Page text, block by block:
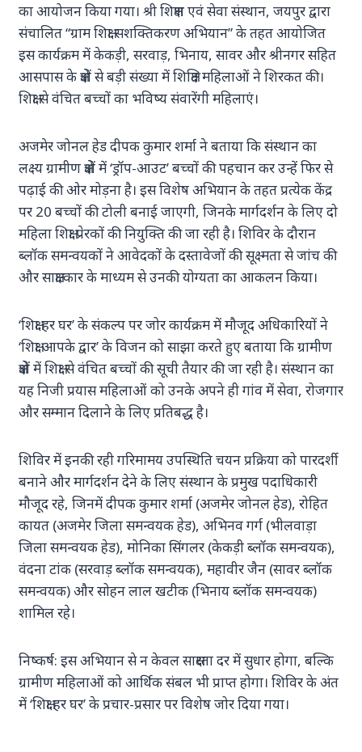
का आयोजन किया गया। श्री शिक्षण एवं सेवा संस्थान, जयपुर द्वारा
संचालित “ग्राम शिक्षा सशक्तिकरण अभियान” के तहत आयोजित
इस कार्यक्रम में केकड़ी, सरवाड़, भिनाय, सावर और श्रीनगर सहित
आसपास के क्षेत्रों से बड़ी संख्या में शिक्षित महिलाओं ने शिरकत की।
शिक्षा से वंचित बच्चों का भविष्य संवारेंगी महिलाएं।
अजमेर जोनल हेड दीपक कुमार शर्मा ने बताया कि संस्थान का
लक्ष्य ग्रामीण क्षेत्रों में ‘ड्रॉप-आउट’ बच्चों की पहचान कर उन्हें फिर से
पढ़ाई की ओर मोड़ना है। इस विशेष अभियान के तहत प्रत्येक केंद्र
पर 20 बच्चों की टोली बनाई जाएगी, जिनके मार्गदर्शन के लिए दो
महिला शिक्षा प्रेरकों की नियुक्ति की जा रही है। शिविर के दौरान
ब्लॉक समन्वयकों ने आवेदकों के दस्तावेजों की सूक्ष्मता से जांच की
और साक्षात्कार के माध्यम से उनकी योग्यता का आकलन किया।
‘शिक्षा हर घर’ के संकल्प पर जोर कार्यक्रम में मौजूद अधिकारियों ने
‘शिक्षा आपके द्वार’ के विजन को साझा करते हुए बताया कि ग्रामीण
क्षेत्रों में शिक्षा से वंचित बच्चों की सूची तैयार की जा रही है। संस्थान का
यह निजी प्रयास महिलाओं को उनके अपने ही गांव में सेवा, रोजगार
और सम्मान दिलाने के लिए प्रतिबद्ध है।
शिविर में इनकी रही गरिमामय उपस्थिति चयन प्रक्रिया को पारदर्शी
बनाने और मार्गदर्शन देने के लिए संस्थान के प्रमुख पदाधिकारी
मौजूद रहे, जिनमें दीपक कुमार शर्मा (अजमेर जोनल हेड), रोहित
कायत (अजमेर जिला समन्वयक हेड), अभिनव गर्ग (भीलवाड़ा
जिला समन्वयक हेड), मोनिका सिंगलर (केकड़ी ब्लॉक समन्वयक),
वंदना टांक (सरवाड़ ब्लॉक समन्वयक), महावीर जैन (सावर ब्लॉक
समन्वयक) और सोहन लाल खटीक (भिनाय ब्लॉक समन्वयक)
शामिल रहे।
निष्कर्ष: इस अभियान से न केवल साक्षरता दर में सुधार होगा, बल्कि
ग्रामीण महिलाओं को आर्थिक संबल भी प्राप्त होगा। शिविर के अंत
में ‘शिक्षा हर घर’ के प्रचार-प्रसार पर विशेष जोर दिया गया।